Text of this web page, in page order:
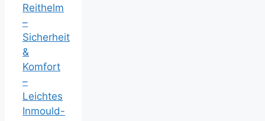
Reithelm
–
Sicherheit
&
Komfort
–
Leichtes
Inmould-